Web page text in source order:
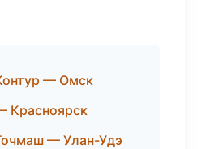
— Омск
Красноярск
— Улан-Удэ